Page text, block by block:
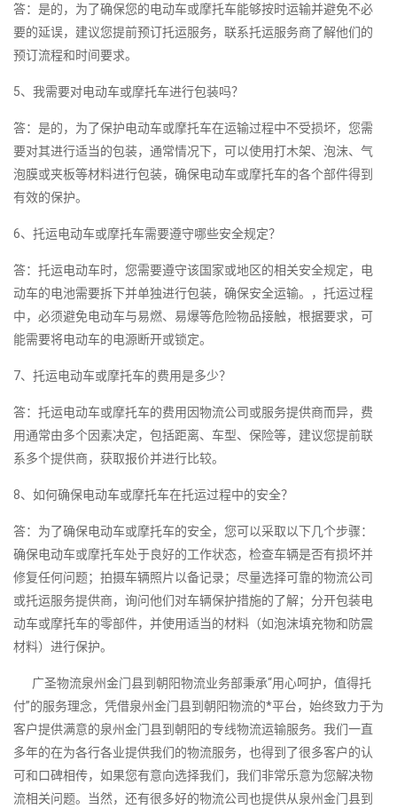
答：是的，为了确保您的电动车或摩托车能够按时运输并避免不必
要的延误，建议您提前预订托运服务，联系托运服务商了解他们的
预订流程和时间要求。
5、我需要对电动车或摩托车进行包装吗？
答：是的，为了保护电动车或摩托车在运输过程中不受损坏，您需
要对其进行适当的包装，通常情况下，可以使用打木架、泡沫、气
泡膜或夹板等材料进行包装，确保电动车或摩托车的各个部件得到
有效的保护。
6、托运电动车或摩托车需要遵守哪些安全规定？
答：托运电动车时，您需要遵守该国家或地区的相关安全规定，电
动车的电池需要拆下并单独进行包装，确保安全运输。，托运过程
中，必须避免电动车与易燃、易爆等危险物品接触，根据要求，可
能需要将电动车的电源断开或锁定。
7、托运电动车或摩托车的费用是多少？
答：托运电动车或摩托车的费用因物流公司或服务提供商而异，费
用通常由多个因素决定，包括距离、车型、保险等，建议您提前联
系多个提供商，获取报价并进行比较。
8、如何确保电动车或摩托车在托运过程中的安全？
答：为了确保电动车或摩托车的安全，您可以采取以下几个步骤：
确保电动车或摩托车处于良好的工作状态，检查车辆是否有损坏并
修复任何问题；拍摄车辆照片以备记录；尽量选择可靠的物流公司
或托运服务提供商，询问他们对车辆保护措施的了解；分开包装电
动车或摩托车的零部件，并使用适当的材料（如泡沫填充物和防震
材料）进行保护。
广圣物流泉州金门县到朝阳物流业务部秉承“用心呵护，值得托
付”的服务理念，凭借泉州金门县到朝阳物流的*平台，始终致力于为
客户提供满意的泉州金门县到朝阳的专线物流运输服务。我们一直
多年的在为各行各业提供我们的物流服务，也得到了很多客户的认
可和口碑相传，如果您有意向选择我们，我们非常乐意为您解决物
流相关问题。当然，还有很多好的物流公司也提供从泉州金门县到